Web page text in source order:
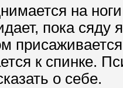
на
пока сяду
к спинке.
о себе.